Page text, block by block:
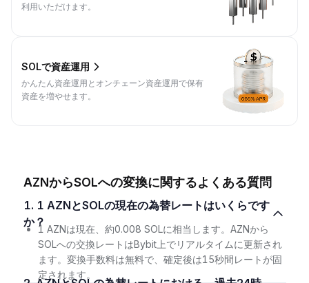
利用いただけます。
SOLで資産運用
かんたん資産運用とオンチェーン資産運用で保有
資産を増やせます。
AZNからSOLへの変換に関するよくある質問
1. 1 AZNとSOLの現在の為替レートはいくらです
か？
1 AZNは現在、約0.008 SOLに相当します。AZNから
SOLへの交換レートはBybit上でリアルタイムに更新され
ます。変換手数料は無料で、確定後は15秒間レートが固
定されます。